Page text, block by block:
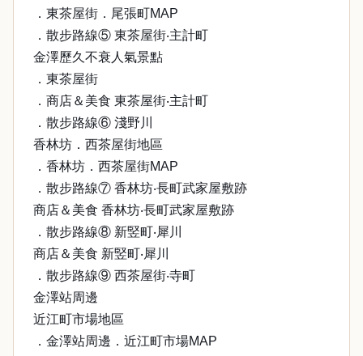
．東茶屋街．尾張町MAP
．散步路線⑤ 東茶屋街‧主計町
金澤歷久不衰人氣景點
．東茶屋街
．商店＆美食 東茶屋街‧主計町
．散步路線⑥ 淺野川
香林坊．西茶屋街地區
．香林坊．西茶屋街MAP
．散步路線⑦ 香林坊‧長町武家屋敷跡
商店＆美食 香林坊‧長町武家屋敷跡
．散步路線⑧ 新竪町‧犀川
商店＆美食 新竪町‧犀川
．散步路線⑨ 西茶屋街‧寺町
金澤站周邊
近江町市場地區
．金澤站周邊．近江町市場MAP